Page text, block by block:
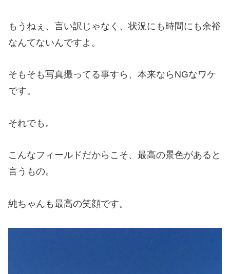
もうねぇ、言い訳じゃなく、状況にも時間にも余裕
なんてないんですよ。
そもそも写真撮ってる事すら、本来ならNGなワケ
です。
それでも。
こんなフィールドだからこそ、最高の景色があると
言うもの。
純ちゃんも最高の笑顔です。